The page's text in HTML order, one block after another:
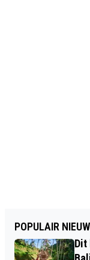
POPULAIR
Dit